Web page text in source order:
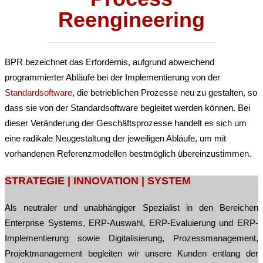
Reengineering
BPR bezeichnet das Erfordernis, aufgrund abweichend
programmierter Abläufe bei der Implementierung von der
Standardsoftware, die betrieblichen Prozesse neu zu gestalten, so
dass sie von der Standardsoftware begleitet werden können. Bei
dieser Veränderung der Geschäftsprozesse handelt es sich um
eine radikale Neugestaltung der jeweiligen Abläufe, um mit
vorhandenen Referenzmodellen bestmöglich übereinzustimmen.
Post
navigation
STRATEGIE | INNOVATION | SYSTEM
Als neutraler und unabhängiger Spezialist in den Bereichen
Enterprise Systems, ERP-Auswahl, ERP-Evaluierung und ERP-
Implementierung sowie Digitalisierung, Prozessmanagement,
Projektmanagement begleiten wir unsere Kunden entlang der